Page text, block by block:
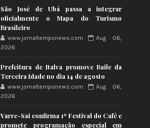
São José de Ubá passa a integrar
oficialmente o Mapa do Turismo
Brasileiro
www.jornaltemponews.com
Aug 06,
2026
Prefeitura de Italva promove Baile da
Terceira Idade no dia 14 de agosto
www.jornaltemponews.com
Aug 06,
2026
Varre-Sai confirma 1º Festival do Café e
promete programação especial em